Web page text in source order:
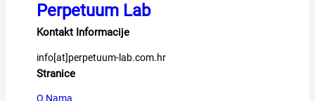
Perpetuum Lab
Kontakt Informacije
info[at]perpetuum-lab.com.hr
Stranice
O Nama